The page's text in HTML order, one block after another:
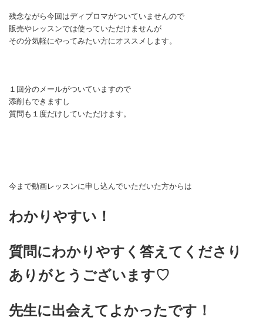
残念ながら今回はディプロマがついていませんので
販売やレッスンでは使っていただけませんが
その分気軽にやってみたい方にオススメします。
１回分のメールがついていますので
添削もできますし
質問も１度だけしていただけます。
今まで動画レッスンに申し込んでいただいた方からは
わかりやすい！
質問にわかりやすく答えてくださり
ありがとうございます♡
先生に出会えてよかったです！